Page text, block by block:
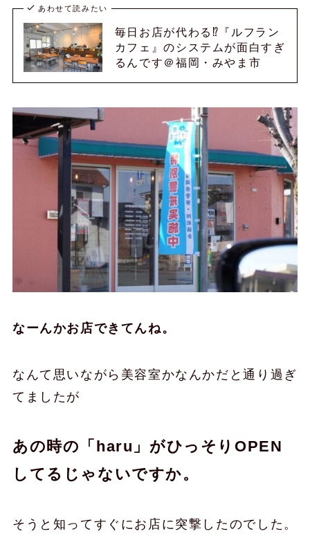
あわせて読みたい
毎日お店が代わる⁉︎『ルフラン
カフェ』のシステムが面白すぎ
るんです＠福岡・みやま市
なーんかお店できてんね。
なんて思いながら美容室かなんかだと通り過ぎ
てましたが
あの時の「haru」がひっそりOPEN
してるじゃないですか。
そうと知ってすぐにお店に突撃したのでした。